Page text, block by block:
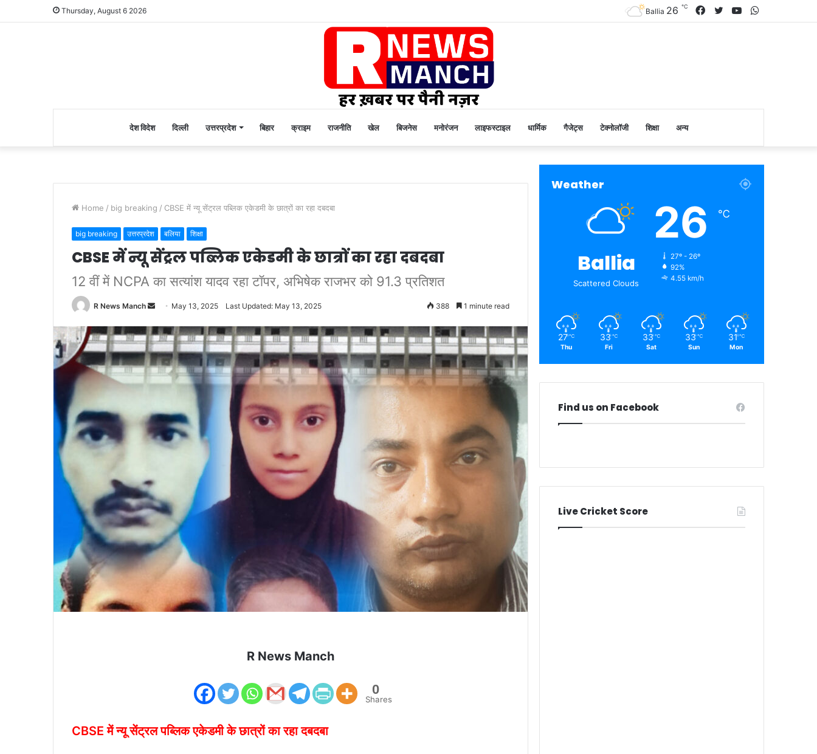
Thursday, August 6 2026 YouTube
Twitter
Facebook
Ballia 26 ℃
देश विदेश दिल्ली उत्तरप्रदेश बिहार क्राइम राजनीति खेल बिजनेस मनोरंजन लाइफस्टाइल धार्मिक गैजेट्स टेक्नोलॉजी शिक्षा अन्य
Home / big breaking / CBSE में न्यू सेंट्रल पब्लिक एकेडमी के छात्रों का रहा दबदबा
big breaking उत्तरप्रदेश बलिया शिक्षा
CBSE में न्यू सेंट्रल पब्लिक एकेडमी के छात्रों का रहा दबदबा
12 वीं में NCPA का सत्यांश यादव रहा टॉपर, अभिषेक राजभर को 91.3 प्रतिशत
R News Manch
Send
email
May 13, 2025 Last Updated: May 13, 2025 388 1 minute read
R News Manch
0
Shares
CBSE में न्यू सेंट्रल पब्लिक एकेडमी के छात्रों का रहा दबदबा
Weather
Ballia
Scattered Clouds
26 ℃
27º - 26º
92%
4.55 km/h
27 ℃
Thu
33 ℃
Fri
33 ℃
Sat
33 ℃
Sun
31 ℃
Mon
Find us on Facebook
Live Cricket Score